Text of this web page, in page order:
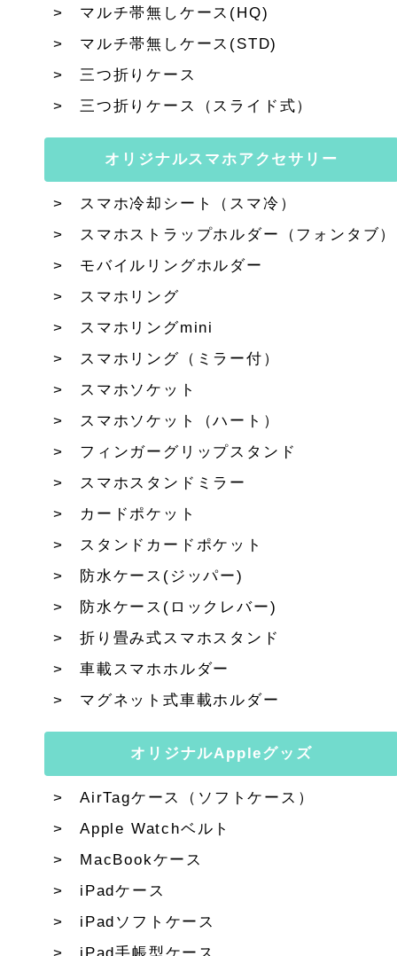
マルチ帯無しケース(HQ)
マルチ帯無しケース(STD)
三つ折りケース
三つ折りケース（スライド式）
オリジナルスマホアクセサリー
スマホ冷却シート（スマ冷）
スマホストラップホルダー（フォンタブ）
モバイルリングホルダー
スマホリング
スマホリングmini
スマホリング（ミラー付）
スマホソケット
スマホソケット（ハート）
フィンガーグリップスタンド
スマホスタンドミラー
カードポケット
スタンドカードポケット
防水ケース(ジッパー)
防水ケース(ロックレバー)
折り畳み式スマホスタンド
車載スマホホルダー
マグネット式車載ホルダー
オリジナルAppleグッズ
AirTagケース（ソフトケース）
Apple Watchベルト
MacBookケース
iPadケース
iPadソフトケース